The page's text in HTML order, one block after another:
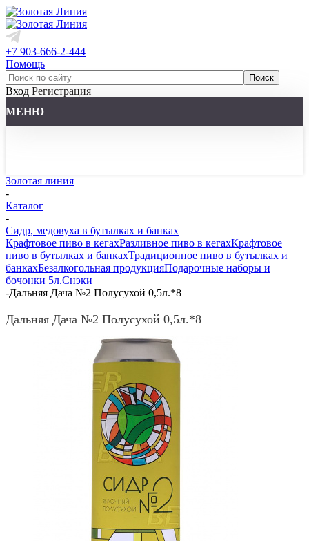
+7 903-666-2-444
Помощь
Вход Регистрация
МЕНЮ
Золотая линия
-
Каталог
-
Сидр, медовуха в бутылках и банках
Крафтовое пиво в кегахРазливное пиво в кегахКрафтовое
пиво в бутылках и банкахТрадиционное пиво в бутылках и
банкахБезалкогольная продукцияПодарочные наборы и
бочонки 5л.Снэки
-Дальняя Дача №2 Полусухой 0,5л.*8
Дальняя Дача №2 Полусухой 0,5л.*8